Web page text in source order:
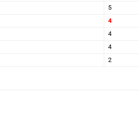
5
4
4
4
2